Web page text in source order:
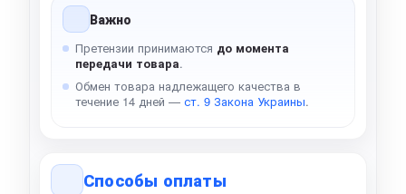
Важно
Претензии принимаются до момента
передачи товара.
Обмен товара надлежащего качества в
течение 14 дней — ст. 9 Закона Украины.
Способы оплаты